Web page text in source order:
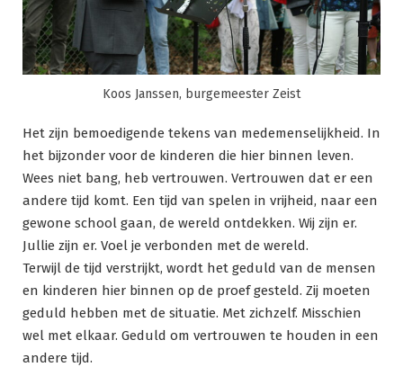
Koos Janssen, burgemeester Zeist
Het zijn bemoedigende tekens van medemenselijkheid. In
het bijzonder voor de kinderen die hier binnen leven.
Wees niet bang, heb vertrouwen. Vertrouwen dat er een
andere tijd komt. Een tijd van spelen in vrijheid, naar een
gewone school gaan, de wereld ontdekken. Wij zijn er.
Jullie zijn er. Voel je verbonden met de wereld.
Terwijl de tijd verstrijkt, wordt het geduld van de mensen
en kinderen hier binnen op de proef gesteld. Zij moeten
geduld hebben met de situatie. Met zichzelf. Misschien
wel met elkaar. Geduld om vertrouwen te houden in een
andere tijd.